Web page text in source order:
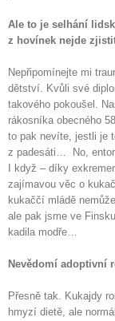
Ale to je selhání
z hovínek nejde
Nepřipomínejte mi
dětství. Kvůli své
takového pokoušel.
rákosníka obecného
to pak nevíte, jestli je
z padesáti… No,
I když – díky
zajímavou věc o
kukaččí mládě
ale pak jsme ve
kadila modře…
Nevědomí adoptivní
Přesně tak. Kukajdy
hmyzí dietě, ale